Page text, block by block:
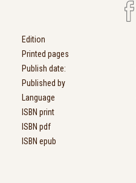
Edition
Printed pages
Publish date:
Published by
Language
ISBN print
ISBN pdf
ISBN epub